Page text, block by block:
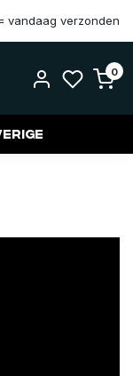
vandaag verzonden
0